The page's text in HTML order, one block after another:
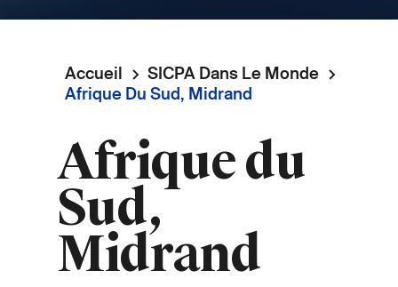
Fil
d'Ariane
Accueil
SICPA Dans Le Monde
Afrique Du Sud, Midrand
Afrique du
Sud,
Midrand